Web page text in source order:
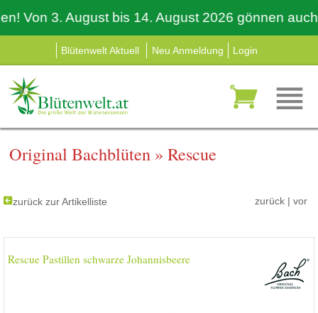
3. August bis 14. August 2026 gönnen auch
Blütenwelt Aktuell Neu Anmeldung Login
Original Bachblüten » Rescue
zurück zur Artikelliste zurück | vor
Rescue Pastillen schwarze Johannisbeere